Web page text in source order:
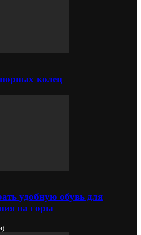
колец
удобную обувь для
на горы